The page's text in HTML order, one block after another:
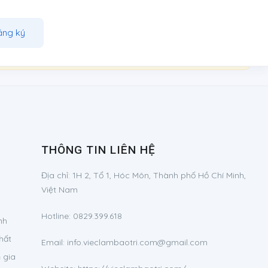
ký
gia
THÔNG TIN LIÊN HỆ
Địa chỉ: 1H 2, Tổ 1, Hóc Môn, Thành phố Hồ Chí Minh,
Việt Nam
Hotline: 0829.399.618
Email: info.vieclambaotri.com@gmail.com